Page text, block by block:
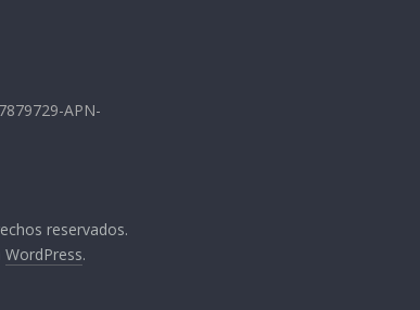
APN-
reservados.
WordPress.